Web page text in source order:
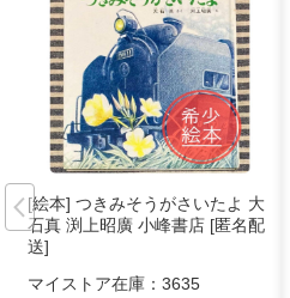
[絵本] つきみそうがさいたよ 大
石真 渕上昭廣 小峰書店 [匿名配
送]
マイストア在庫： 3635